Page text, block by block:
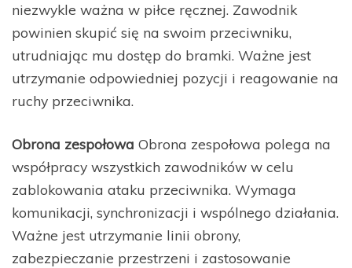
niezwykle ważna w piłce ręcznej. Zawodnik
powinien skupić się na swoim przeciwniku,
utrudniając mu dostęp do bramki. Ważne jest
utrzymanie odpowiedniej pozycji i reagowanie na
ruchy przeciwnika.
Obrona zespołowa Obrona zespołowa polega na
współpracy wszystkich zawodników w celu
zablokowania ataku przeciwnika. Wymaga
komunikacji, synchronizacji i wspólnego działania.
Ważne jest utrzymanie linii obrony,
zabezpieczanie przestrzeni i zastosowanie